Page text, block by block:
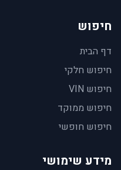
חיפוש
דף הבית
חיפוש חלקי
חיפוש VIN
חיפוש ממוקד
חיפוש חופשי
מידע שימושי